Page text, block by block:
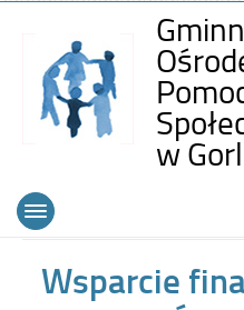
w
Górne
Otwórz
Wsparcie